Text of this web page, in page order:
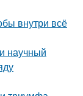
внутри всё
научный